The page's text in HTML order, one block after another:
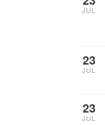
JUL
23
JUL
23
JUL